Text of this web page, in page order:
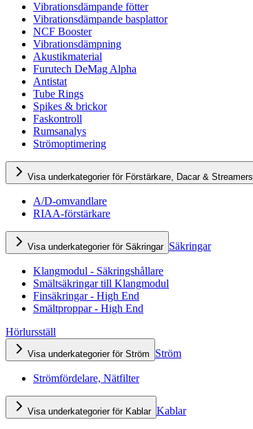
Vibrationsdämpande fötter
Vibrationsdämpande basplattor
NCF Booster
Vibrationsdämpning
Akustikmaterial
Furutech DeMag Alpha
Antistat
Tube Rings
Spikes & brickor
Faskontroll
Rumsanalys
Strömoptimering
Visa underkategorier för Förstärkare, Dacar & Streamers
A/D-omvandlare
RIAA-förstärkare
Visa underkategorier för Säkringar Säkringar
Klangmodul - Säkringshållare
Smältsäkringar till Klangmodul
Finsäkringar - High End
Smältproppar - High End
Hörlursställ
Visa underkategorier för Ström Ström
Strömfördelare, Nätfilter
Visa underkategorier för Kablar Kablar